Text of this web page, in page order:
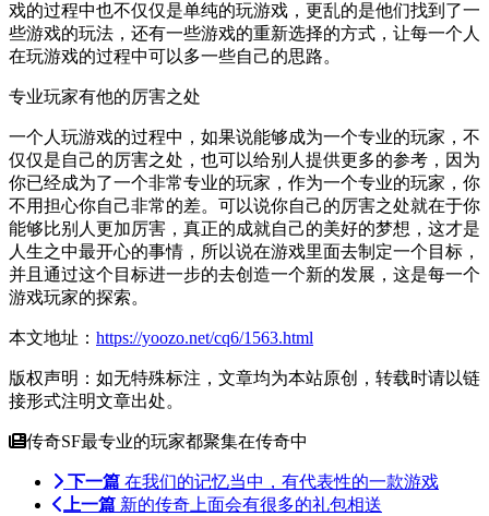
戏的过程中也不仅仅是单纯的玩游戏，更乱的是他们找到了一
些游戏的玩法，还有一些游戏的重新选择的方式，让每一个人
在玩游戏的过程中可以多一些自己的思路。
专业玩家有他的厉害之处
一个人玩游戏的过程中，如果说能够成为一个专业的玩家，不
仅仅是自己的厉害之处，也可以给别人提供更多的参考，因为
你已经成为了一个非常专业的玩家，作为一个专业的玩家，你
不用担心你自己非常的差。可以说你自己的厉害之处就在于你
能够比别人更加厉害，真正的成就自己的美好的梦想，这才是
人生之中最开心的事情，所以说在游戏里面去制定一个目标，
并且通过这个目标进一步的去创造一个新的发展，这是每一个
游戏玩家的探索。
本文地址： https://yoozo.net/cq6/1563.html
版权声明：如无特殊标注，文章均为本站原创，转载时请以链
接形式注明文章出处。
传奇SF最专业的玩家都聚集在传奇中
下一篇 在我们的记忆当中，有代表性的一款游戏
上一篇 新的传奇上面会有很多的礼包相送